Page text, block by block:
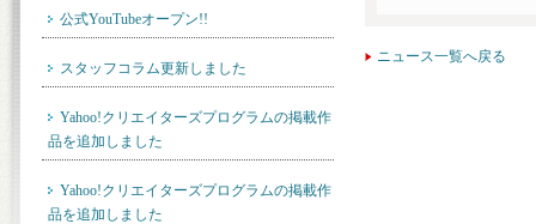
ニュース一覧へ戻る
公式YouTubeオープン!!
スタッフコラム更新しました
Yahoo!クリエイターズプログラムの掲載作
品を追加しました
Yahoo!クリエイターズプログラムの掲載作
品を追加しました